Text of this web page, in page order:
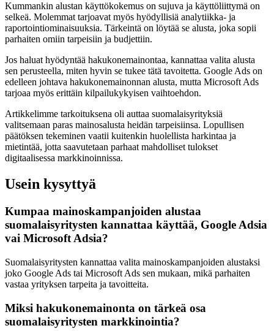
Kummankin alustan käyttökokemus on sujuva ja käyttöliittymä on
selkeä. Molemmat tarjoavat myös hyödyllisiä analytiikka- ja
raportointiominaisuuksia. Tärkeintä on löytää se alusta, joka sopii
parhaiten omiin tarpeisiin ja budjettiin.
Jos haluat hyödyntää hakukonemainontaa, kannattaa valita alusta
sen perusteella, miten hyvin se tukee tätä tavoitetta. Google Ads on
edelleen johtava hakukonemainonnan alusta, mutta Microsoft Ads
tarjoaa myös erittäin kilpailukykyisen vaihtoehdon.
Artikkelimme tarkoituksena oli auttaa suomalaisyrityksiä
valitsemaan paras mainosalusta heidän tarpeisiinsa. Lopullisen
päätöksen tekeminen vaatii kuitenkin huolellista harkintaa ja
mietintää, jotta saavutetaan parhaat mahdolliset tulokset
digitaalisessa markkinoinnissa.
Usein kysyttyä
Kumpaa mainoskampanjoiden alustaa
suomalaisyritysten kannattaa käyttää, Google Adsia
vai Microsoft Adsia?
Suomalaisyritysten kannattaa valita mainoskampanjoiden alustaksi
joko Google Ads tai Microsoft Ads sen mukaan, mikä parhaiten
vastaa yrityksen tarpeita ja tavoitteita.
Miksi hakukonemainonta on tärkeä osa
suomalaisyritysten markkinointia?